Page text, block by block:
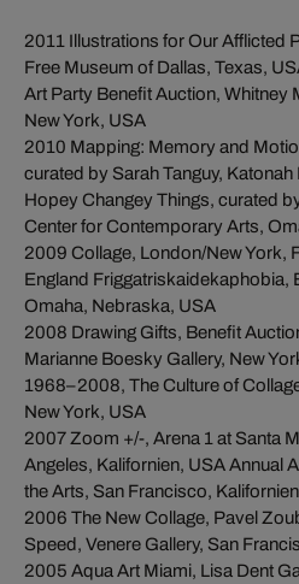
2011 Illustrations for Our Afflicted
Free Museum of Dallas, Texas,
Art Party Benefit Auction, Whitney
New York, USA
2010 Mapping: Memory and
curated by Sarah Tanguy,
Hopey Changey Things, curated
Center for Contemporary Arts,
2009 Collage, London/New York,
England Friggatriskaidekaphobia,
Omaha, Nebraska, USA
2008 Drawing Gifts, Benefit
Marianne Boesky Gallery, New
1968–2008, The Culture of
New York, USA
2007 Zoom +/-, Arena 1 at Santa
Angeles, Kalifornien, USA Annual
the Arts, San Francisco,
2006 The New Collage, Pavel
Speed, Venere Gallery, San
2005 Aqua Art Miami, Lisa Dent